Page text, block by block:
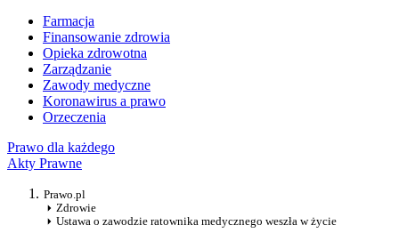
Farmacja
Finansowanie zdrowia
Opieka zdrowotna
Zarządzanie
Zawody medyczne
Koronawirus a prawo
Orzeczenia
Prawo dla każdego
Akty Prawne
Prawo.pl
Zdrowie
Ustawa o zawodzie ratownika medycznego weszła w życie